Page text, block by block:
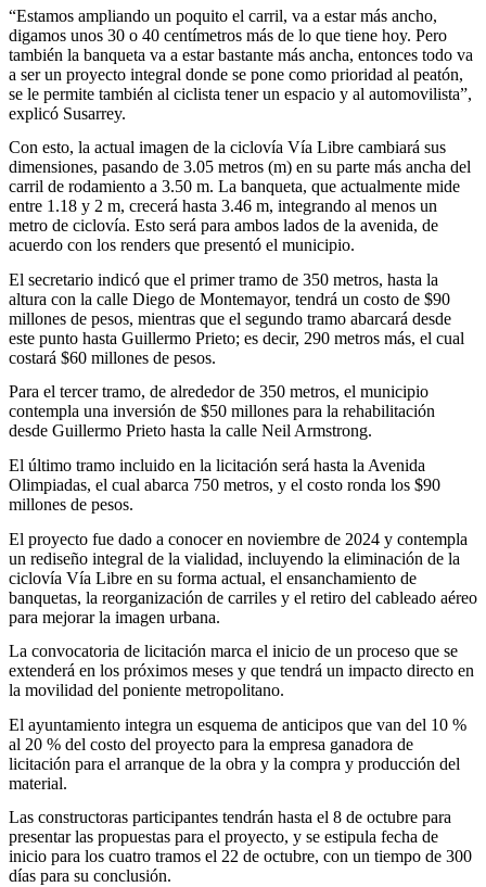
“Estamos ampliando un poquito el carril, va a estar más ancho,
digamos unos 30 o 40 centímetros más de lo que tiene hoy. Pero
también la banqueta va a estar bastante más ancha, entonces todo va
a ser un proyecto integral donde se pone como prioridad al peatón,
se le permite también al ciclista tener un espacio y al automovilista”,
explicó Susarrey.
Con esto, la actual imagen de la ciclovía Vía Libre cambiará sus
dimensiones, pasando de 3.05 metros (m) en su parte más ancha del
carril de rodamiento a 3.50 m. La banqueta, que actualmente mide
entre 1.18 y 2 m, crecerá hasta 3.46 m, integrando al menos un
metro de ciclovía. Esto será para ambos lados de la avenida, de
acuerdo con los renders que presentó el municipio.
El secretario indicó que el primer tramo de 350 metros, hasta la
altura con la calle Diego de Montemayor, tendrá un costo de $90
millones de pesos, mientras que el segundo tramo abarcará desde
este punto hasta Guillermo Prieto; es decir, 290 metros más, el cual
costará $60 millones de pesos.
Para el tercer tramo, de alrededor de 350 metros, el municipio
contempla una inversión de $50 millones para la rehabilitación
desde Guillermo Prieto hasta la calle Neil Armstrong.
El último tramo incluido en la licitación será hasta la Avenida
Olimpiadas, el cual abarca 750 metros, y el costo ronda los $90
millones de pesos.
El proyecto fue dado a conocer en noviembre de 2024 y contempla
un rediseño integral de la vialidad, incluyendo la eliminación de la
ciclovía Vía Libre en su forma actual, el ensanchamiento de
banquetas, la reorganización de carriles y el retiro del cableado aéreo
para mejorar la imagen urbana.
La convocatoria de licitación marca el inicio de un proceso que se
extenderá en los próximos meses y que tendrá un impacto directo en
la movilidad del poniente metropolitano.
El ayuntamiento integra un esquema de anticipos que van del 10 %
al 20 % del costo del proyecto para la empresa ganadora de
licitación para el arranque de la obra y la compra y producción del
material.
Las constructoras participantes tendrán hasta el 8 de octubre para
presentar las propuestas para el proyecto, y se estipula fecha de
inicio para los cuatro tramos el 22 de octubre, con un tiempo de 300
días para su conclusión.